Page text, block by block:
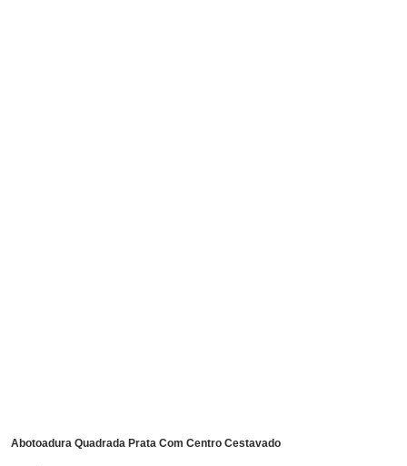
Abotoadura Quadrada Prata Com Centro Cestavado